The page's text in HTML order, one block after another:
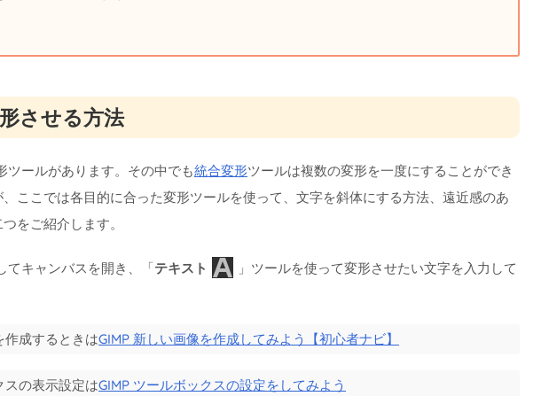
させる方法
ツールがあります。その中でも統合変形ツールは複数の変形を一度にすることができ
ここでは各目的に合った変形ツールを使って、文字を斜体にする方法、遠近感のあ
をご紹介します。
てキャンバスを開き、「テキスト
」ツールを使って変形させたい文字を入力して
作成するときはGIMP 新しい画像を作成してみよう【初心者ナビ】
スの表示設定はGIMP ツールボックスの設定をしてみよう